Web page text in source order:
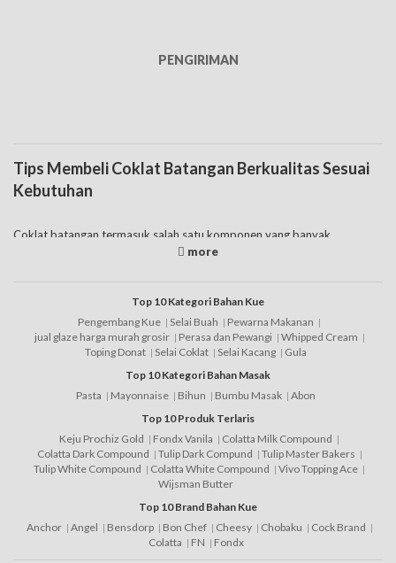
PENGIRIMAN
Tips Membeli Coklat Batangan Berkualitas Sesuai
Kebutuhan
Coklat batangan termasuk salah satu komponen yang banyak
ditambahkan dalam pembuatan kue maupun minuman. Apalagi pada
untuk kue maupun yang digunakan untuk minuman. Namun jika Anda
memang banyak tersedia di pasaran.
Untuk mendapatkan coklat batangan yang enak sesuai dengan
memilihnya, yaitu:
1. Belilah sesuai dengan kebutuhan Anda, apakah dijadikan sebagai
bahan campuran kue,minumanataupun topping. Misalnya untuk
topping sendiri tak jarang yang menggunakan coklat batangan warna-
2. Pertimbangkan harga, pemilihan harga juga tak kalah penting karena
akan disesuaikan dengan budget yang Anda miliki. Misalnya ketika ingin
Top 10 Kategori Bahan Kue
Pengembang Kue
Selai Buah
Pewarna Makanan
jual glaze harga murah grosir
Perasa dan Pewangi
Whipped Cream
Toping Donat
Selai Coklat Selai Kacang
Gula
Top 10 Kategori Bahan Masak
Pasta
Mayonnaise Bihun Bumbu Masak
Abon
Top 10 Produk Terlaris
Keju Prochiz Gold
Fondx Vanila
Colatta Milk Compound
Colatta Dark Compound
Tulip Dark Compund
Tulip Master Bakers
Tulip White Compound
Colatta White Compound
Vivo Topping Ace
Wijsman Butter
Top 10 Brand Bahan Kue
Anchor
Angel Bensdorp Bon Chef Cheesy Chobaku
Cock Brand
Colatta
FN Fondx